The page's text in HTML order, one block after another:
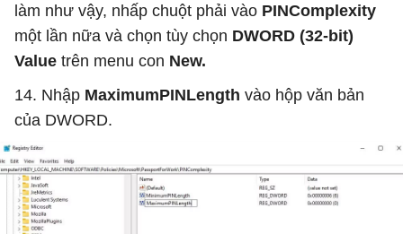
làm như vậy, nhấp chuột phải vào PINComplexity
một lần nữa và chọn tùy chọn DWORD (32-bit)
Value trên menu con New.
14. Nhập MaximumPINLength vào hộp văn bản
của DWORD.